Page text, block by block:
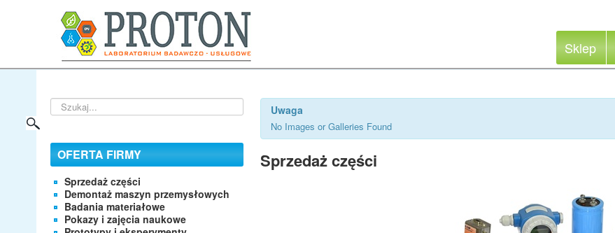
Sklep
Szukaj...
OFERTA FIRMY
Sprzedaż części
Demontaż maszyn przemysłowych
Badania materiałowe
Pokazy i zajęcia naukowe
Uwaga
No Images or Galleries Found
Sprzedaż części